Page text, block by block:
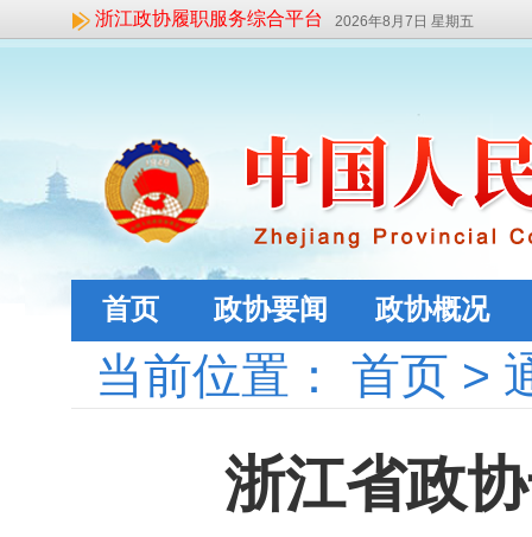
浙江政协履职服务综合平台 2026年8月7日 星期五
首页 政协要闻 政协概况
当前位置： 首页 >
浙江省政